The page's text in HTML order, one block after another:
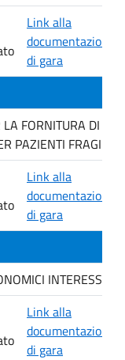
Link alla
documentazione
di gara
FORNITURA DI
PAZIENTI FRAGILI.
Link alla
documentazione
di gara
Link alla
documentazione
di gara